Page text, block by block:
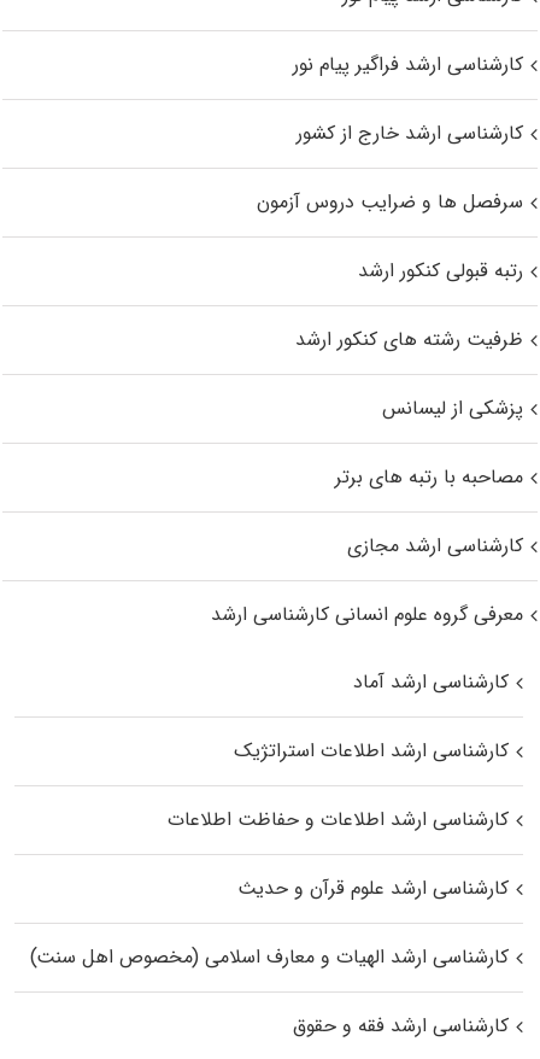
کارشناسی ارشد فراگیر پیام نور
کارشناسی ارشد خارج از کشور
سرفصل ها و ضرایب دروس آزمون
رتبه قبولی کنکور ارشد
ظرفیت رشته های کنکور ارشد
پزشکی از لیسانس
مصاحبه با رتبه های برتر
کارشناسی ارشد مجازی
معرفی گروه علوم انسانی کارشناسی ارشد
کارشناسی ارشد آماد
کارشناسی ارشد اطلاعات استراتژیک
کارشناسی ارشد اطلاعات و حفاظت اطلاعات
کارشناسی ارشد علوم قرآن و حدیث
کارشناسی ارشد الهیات و معارف اسلامی (مخصوص اهل سنت)
کارشناسی ارشد فقه و حقوق